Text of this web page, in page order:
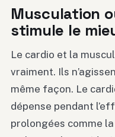
Musculation
stimule le
Le cardio et la
vraiment. Ils
même façon. Le
dépense pendant
prolongées comme